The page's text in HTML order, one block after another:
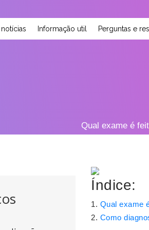
Informação util Perguntas e
Qual exame é
Índice:
Qual exame
Como